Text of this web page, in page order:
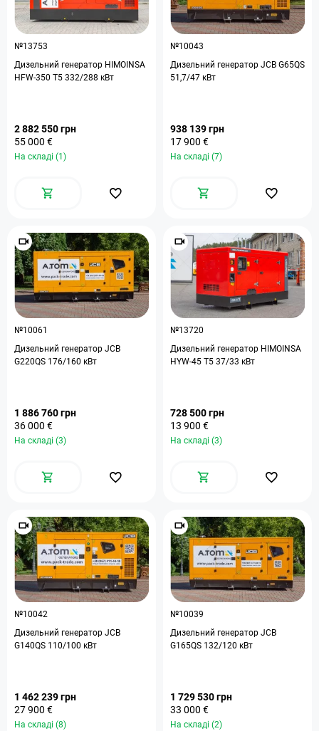
№13753
Дизельний генератор HIMOINSA
HFW-350 T5 332/288 кВт
2 882 550 грн
55 000 €
На складі (1)
№10043
Дизельний генератор JCB G65QS
51,7/47 кВт
938 139 грн
17 900 €
На складі (7)
№10061
Дизельний генератор JCB
G220QS 176/160 кВт
1 886 760 грн
36 000 €
На складі (3)
№13720
Дизельний генератор HIMOINSA
HYW-45 T5 37/33 кВт
728 500 грн
13 900 €
На складі (3)
№10042
Дизельний генератор JCB
G140QS 110/100 кВт
1 462 239 грн
27 900 €
На складі (8)
№10039
Дизельний генератор JCB
G165QS 132/120 кВт
1 729 530 грн
33 000 €
На складі (2)